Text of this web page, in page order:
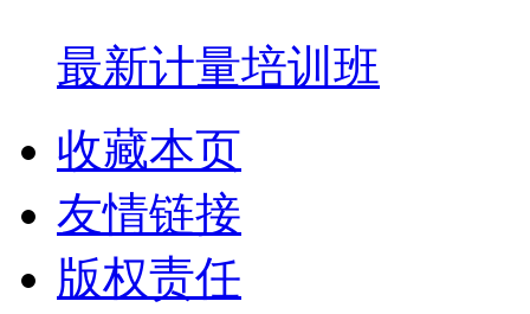
最新计量培训班
收藏本页
友情链接
版权责任